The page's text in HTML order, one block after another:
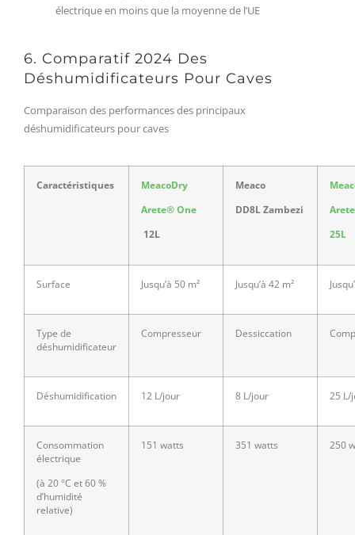
électrique en moins que la moyenne de l’UE
6. Comparatif 2024 Des
Déshumidificateurs Pour Caves
Comparaison des performances des principaux
déshumidificateurs pour caves
Caractéristiques
MeacoDry
Arete® One
12L
Meaco
DD8L Zambezi
25L
Surface Jusqu’à 50 m² Jusqu’à 42 m²
Type de
déshumidificateur
Compresseur Dessiccation
Déshumidification 12 L/jour 8 L/jour 25 L/
Consommation
électrique
(à 20 °C et 60 %
d’humidité
relative)
151 watts 351 watts 250